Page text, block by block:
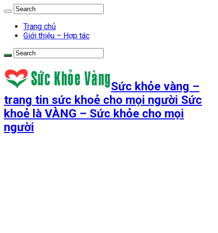
Trang chủ
Giới thiệu – Hợp tác
Sức khỏe vàng –
trang tin sức khoẻ cho mọi người Sức
khoẻ là VÀNG – Sức khỏe cho mọi
người